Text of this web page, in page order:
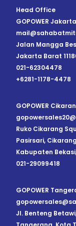
Head Office
GOPOWER Jakarta
Jalan Mangga
Jakarta Barat
021-62304478
+6281-1178-4478
GOPOWER
Ruko Cikarang
Pasirsari,
Kabupaten
021-29099418
GOPOWER
Jl. Benteng